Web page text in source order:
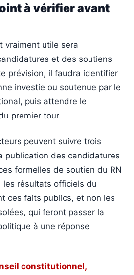
à vérifier avant
vraiment utile sera
et des soutiens
prévision, il faudra identifier
investie ou soutenue par le
puis attendre le
premier tour.
peuvent suivre trois
publication des candidatures
formelles de soutien du RN
les résultats officiels du
ces faits publics, et non les
qui feront passer la
à une réponse
constitutionnel,